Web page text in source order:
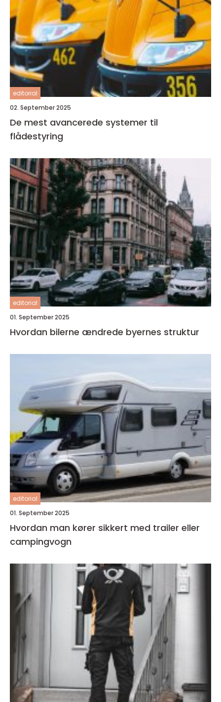
editorial
02. September 2025
De mest avancerede systemer til
flådestyring
editorial
01. September 2025
Hvordan bilerne ændrede byernes struktur
editorial
01. September 2025
Hvordan man kører sikkert med trailer eller
campingvogn